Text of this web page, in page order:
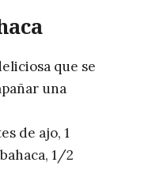
que se
una
de ajo, 1
1/2